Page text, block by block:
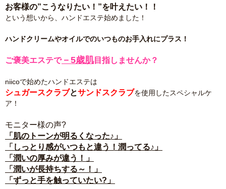
お客様の”こうなりたい！”を叶えたい！！
という想いから、ハンドエステ始めました！
ハンドクリームやオイルでのいつものお手入れにプラス！
ご褒美エステで－5歳肌目指しませんか？
niicoで始めたハンドエステは
シュガースクラブとサンドスクラブを使用したスペシャルケ
ア！
モニター様の声?
「肌のトーンが明るくなった♪」
「しっとり感がいつもと違う！潤ってる♪」
「潤いの厚みが違う！」
「潤いが長持ちする～！」
「ずっと手を触っていたい?」